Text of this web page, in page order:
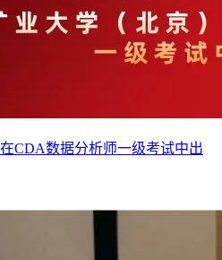
CDA数据分析师一级考试中出